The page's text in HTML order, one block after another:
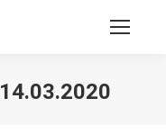
14.03.2020